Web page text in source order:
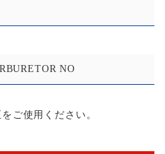
NO
ご使用ください。